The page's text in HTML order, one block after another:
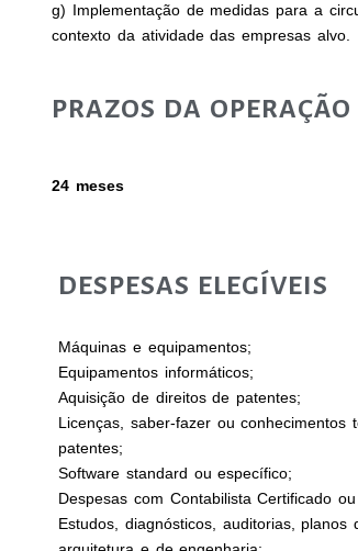
g) Implementação de medidas para a
contexto da atividade das empresas alvo.
PRAZOS DA OPERAÇÃO
24 meses
DESPESAS ELEGÍVEIS
Máquinas e equipamentos;
Equipamentos informáticos;
Aquisição de direitos de patentes;
Licenças, saber-fazer ou conhecimentos
patentes;
Software standard ou específico;
Despesas com Contabilista Certificado
Estudos, diagnósticos, auditorias,